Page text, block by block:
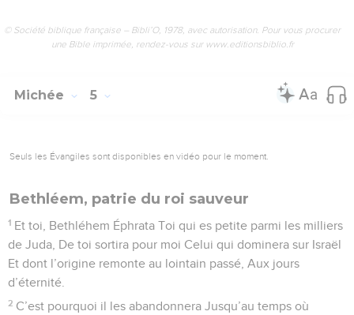
© Société biblique française – Bibli’O, 1978, avec autorisation. Pour vous procurer
une Bible imprimée, rendez-vous sur www.editionsbiblio.fr
Michée 5
Seuls les Évangiles sont disponibles en vidéo pour le moment.
Bethléem, patrie du roi sauveur
1 Et toi, Bethléhem Éphrata Toi qui es petite parmi les milliers
de Juda, De toi sortira pour moi Celui qui dominera sur Israël
Et dont l’origine remonte au lointain passé, Aux jours
d’éternité.
2 C’est pourquoi il les abandonnera Jusqu’au temps où